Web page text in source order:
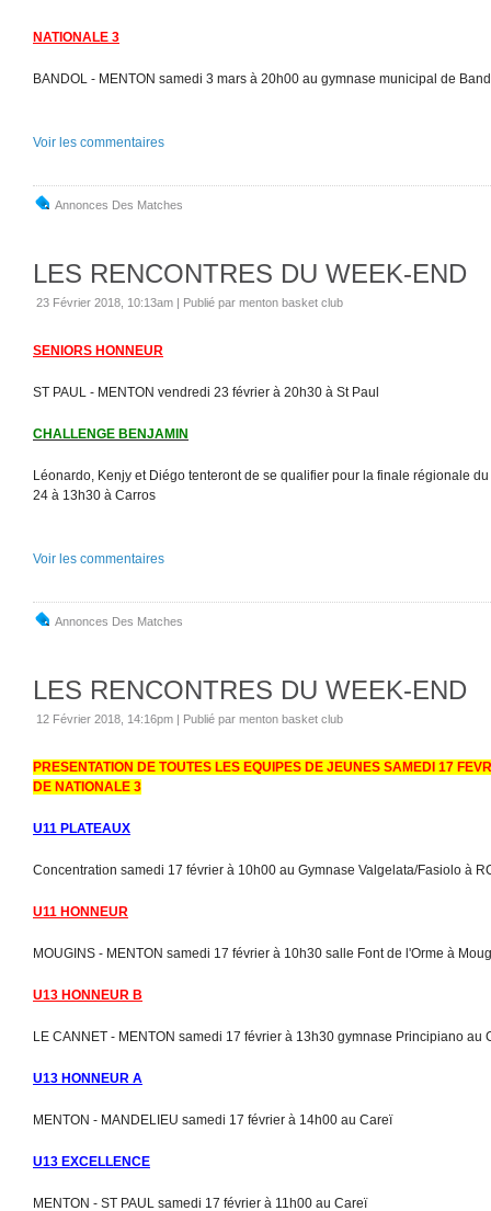
NATIONALE 3
BANDOL - MENTON samedi 3 mars à 20h00 au gymnase municipal de
Voir les commentaires
Annonces Des Matches
LES RENCONTRES DU WEEK-END
23 Février 2018, 10:13am | Publié par menton basket club
SENIORS HONNEUR
ST PAUL - MENTON vendredi 23 février à 20h30 à St Paul
CHALLENGE BENJAMIN
Léonardo, Kenjy et Diégo tenteront de se qualifier pour la finale régionale
24 à 13h30 à Carros
Voir les commentaires
Annonces Des Matches
LES RENCONTRES DU WEEK-END
12 Février 2018, 14:16pm | Publié par menton basket club
PRESENTATION DE TOUTES LES EQUIPES DE JEUNES SAMEDI 17
DE NATIONALE 3
U11 PLATEAUX
Concentration samedi 17 février à 10h00 au Gymnase Valgelata/Fasiolo à
U11 HONNEUR
MOUGINS - MENTON samedi 17 février à 10h30 salle Font de l'Orme à
U13 HONNEUR B
LE CANNET - MENTON samedi 17 février à 13h30 gymnase Principiano au
U13 HONNEUR A
MENTON - MANDELIEU samedi 17 février à 14h00 au Careï
U13 EXCELLENCE
MENTON - ST PAUL samedi 17 février à 11h00 au Careï